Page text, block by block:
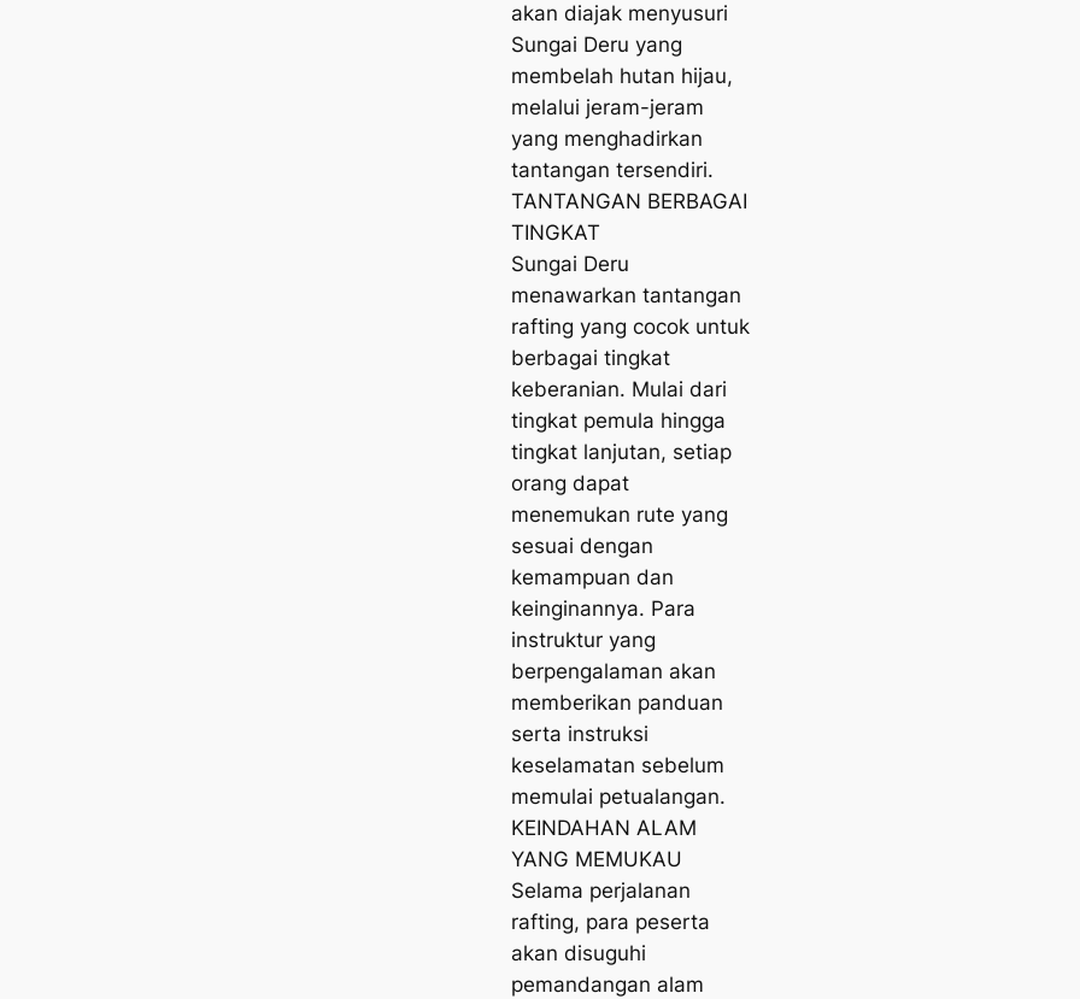
akan diajak menyusuri
Sungai Deru yang
membelah hutan hijau,
melalui jeram-jeram
yang menghadirkan
tantangan tersendiri.
TANTANGAN BERBAGAI
TINGKAT
Sungai Deru
menawarkan tantangan
rafting yang cocok untuk
berbagai tingkat
keberanian. Mulai dari
tingkat pemula hingga
tingkat lanjutan, setiap
orang dapat
menemukan rute yang
sesuai dengan
kemampuan dan
keinginannya. Para
instruktur yang
berpengalaman akan
memberikan panduan
serta instruksi
keselamatan sebelum
memulai petualangan.
KEINDAHAN ALAM
YANG MEMUKAU
Selama perjalanan
rafting, para peserta
akan disuguhi
pemandangan alam